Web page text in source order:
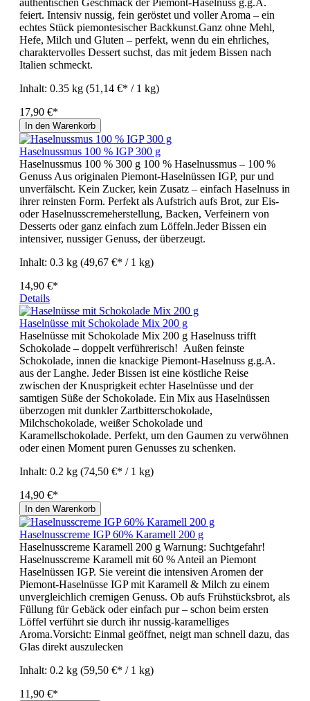
authentischen Geschmack der Piemont-Haselnuss g.g.A.
feiert. Intensiv nussig, fein geröstet und voller Aroma – ein
echtes Stück piemontesischer Backkunst.Ganz ohne Mehl,
Hefe, Milch und Gluten – perfekt, wenn du ein ehrliches,
charaktervolles Dessert suchst, das mit jedem Bissen nach
Italien schmeckt.
Inhalt: 0.35 kg (51,14 €* / 1 kg)
17,90 €*
In den Warenkorb
Haselnussmus 100 % IGP 300 g
Haselnussmus 100 % 300 g 100 % Haselnussmus – 100 %
Genuss Aus originalen Piemont-Haselnüssen IGP, pur und
unverfälscht. Kein Zucker, kein Zusatz – einfach Haselnuss in
ihrer reinsten Form. Perfekt als Aufstrich aufs Brot, zur Eis-
oder Haselnusscremeherstellung, Backen, Verfeinern von
Desserts oder ganz einfach zum Löffeln.Jeder Bissen ein
intensiver, nussiger Genuss, der überzeugt.
Inhalt: 0.3 kg (49,67 €* / 1 kg)
14,90 €*
Details
Haselnüsse mit Schokolade Mix 200 g
Haselnüsse mit Schokolade Mix 200 g Haselnuss trifft
Schokolade – doppelt verführerisch! Außen feinste
Schokolade, innen die knackige Piemont-Haselnuss g.g.A.
aus der Langhe. Jeder Bissen ist eine köstliche Reise
zwischen der Knusprigkeit echter Haselnüsse und der
samtigen Süße der Schokolade. Ein Mix aus Haselnüssen
überzogen mit dunkler Zartbitterschokolade,
Milchschokolade, weißer Schokolade und
Karamellschokolade. Perfekt, um den Gaumen zu verwöhnen
oder einen Moment puren Genusses zu schenken.
Inhalt: 0.2 kg (74,50 €* / 1 kg)
14,90 €*
In den Warenkorb
Haselnusscreme IGP 60% Karamell 200 g
Haselnusscreme Karamell 200 g Warnung: Suchtgefahr!
Haselnusscreme Karamell mit 60 % Anteil an Piemont
Haselnüssen IGP. Sie vereint die intensiven Aromen der
Piemont-Haselnüsse IGP mit Karamell & Milch zu einem
unvergleichlich cremigen Genuss. Ob aufs Frühstücksbrot, als
Füllung für Gebäck oder einfach pur – schon beim ersten
Löffel verführt sie durch ihr nussig-karamelliges
Aroma.Vorsicht: Einmal geöffnet, neigt man schnell dazu, das
Glas direkt auszulecken
Inhalt: 0.2 kg (59,50 €* / 1 kg)
11,90 €*